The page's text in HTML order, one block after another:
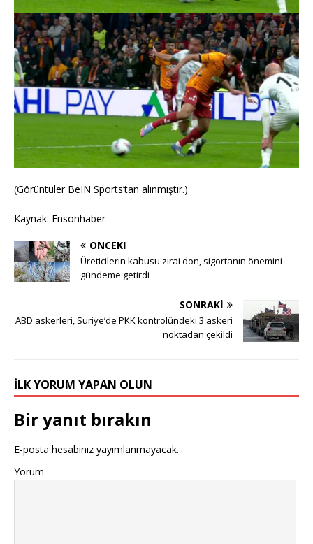
(Görüntüler BeIN Sports’tan alınmıştır.)
Kaynak: Ensonhaber
ÖNCEKI
Üreticilerin kabusu zirai don, sigortanın önemini
gündeme getirdi
SONRAKI
ABD askerleri, Suriye’de PKK kontrolündeki 3 askeri
noktadan çekildi
İLK YORUM YAPAN OLUN
Bir yanıt bırakın
E-posta hesabınız yayımlanmayacak.
Yorum